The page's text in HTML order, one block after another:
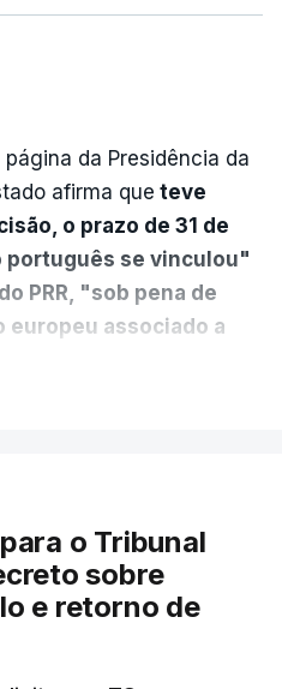
página da Presidência da
afirma que teve
o prazo de 31 de
português se vinculou"
PRR, "sob pena de
associado a
justo e transparente".
reduzir burocracias,
garantir que os apoios
estaremos a dar
argumenta o
o Tribunal
sobre
e retorno de